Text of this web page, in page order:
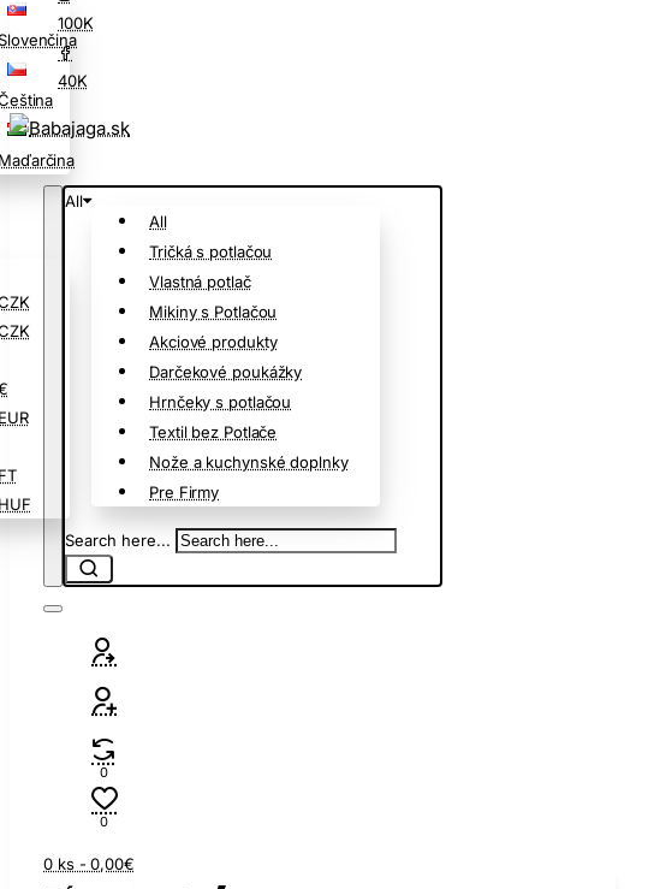
100K
40K
All
All
Tričká s potlačou
Vlastná potlač
Mikiny s Potlačou
Akciové produkty
Darčekové poukážky
Hrnčeky s potlačou
Textil bez Potlače
Nože a kuchynské doplnky
Pre Firmy
Search here...
0
0
0 ks - 0,00€